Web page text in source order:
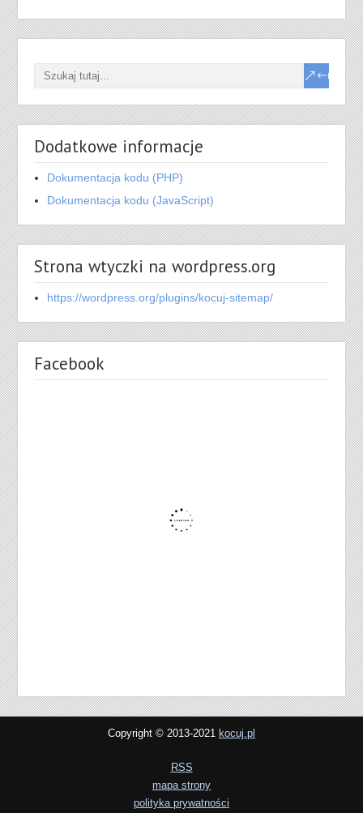
Dodatkowe informacje
Dokumentacja kodu (PHP)
Dokumentacja kodu (JavaScript)
Strona wtyczki na wordpress.org
https://wordpress.org/plugins/kocuj-sitemap/
Facebook
Copyright © 2013-2021 kocuj.pl
RSS
mapa strony
polityka prywatności